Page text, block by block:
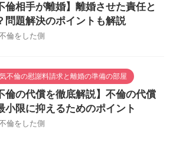
倫相手が離婚】離婚させた責任と
問題解決のポイントも解説
倫をした側
不倫の慰謝料請求と離婚の準備の部屋
倫の代償を徹底解説】不倫の代償
小限に抑えるためのポイント
倫をした側